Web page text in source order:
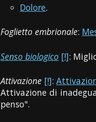
Dolore.
Foglietto embrionale:
Senso biologico [!]:
Attivazione [!]:
Attivazione di
penso".